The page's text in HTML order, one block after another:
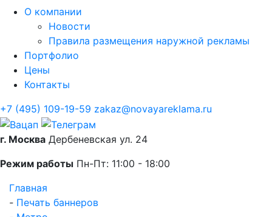
О компании
Новости
Правила размещения наружной рекламы
Портфолио
Цены
Контакты
+7 (495) 109-19-59 zakaz@novayareklama.ru
г. Москва Дербеневская ул. 24
Режим работы Пн-Пт: 11:00 - 18:00
Главная
- Печать баннеров